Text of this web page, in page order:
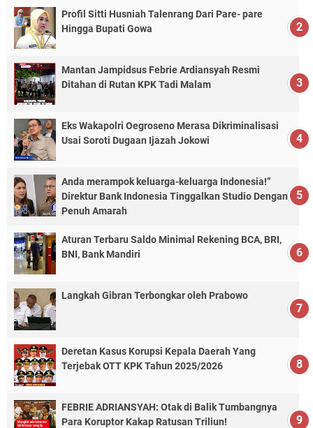
Profil Sitti Husniah Talenrang Dari Pare- pare
Hingga Bupati Gowa
Mantan Jampidsus Febrie Ardiansyah Resmi
Ditahan di Rutan KPK Tadi Malam
Eks Wakapolri Oegroseno Merasa Dikriminalisasi
Usai Soroti Dugaan Ijazah Jokowi
Anda merampok keluarga-keluarga Indonesia!”
Direktur Bank Indonesia Tinggalkan Studio Dengan
Penuh Amarah
Aturan Terbaru Saldo Minimal Rekening BCA, BRI,
BNI, Bank Mandiri
Langkah Gibran Terbongkar oleh Prabowo
Deretan Kasus Korupsi Kepala Daerah Yang
Terjebak OTT KPK Tahun 2025/2026
FEBRIE ADRIANSYAH: Otak di Balik Tumbangnya
Para Koruptor Kakap Ratusan Triliun!